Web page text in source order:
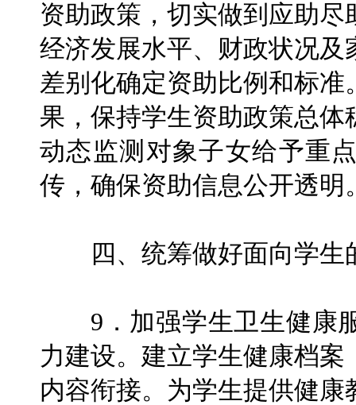
资助政策，切实做到应助
经济发展水平、财政状况
差别化确定资助比例和标
果，保持学生资助政策总
动态监测对象子女给予重
传，确保资助信息公开透明
四、统筹做好面向学生
9．加强学生卫生健康
力建设。建立学生健康档
内容衔接。为学生提供健